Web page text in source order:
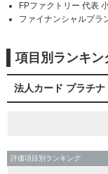
FPファクトリー 代表
ファイナンシャルプラ
項目別ランキン
法人カード プラチナ
評価項目別ランキング